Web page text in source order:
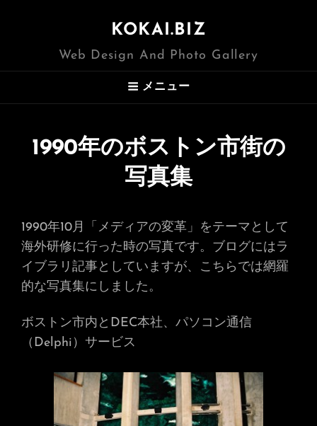
KOKAI.BIZ
Web Design And Photo Gallery
メニュー
1990年のボストン市街の
写真集
1990年10月「メディアの変革」をテーマとして
海外研修に行った時の写真です。ブログにはラ
イブラリ記事としていますが、こちらでは網羅
的な写真集にしました。
ボストン市内とDEC本社、パソコン通信
（Delphi）サービス